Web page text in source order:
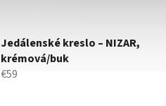
Jedálenské kreslo – NIZAR,
krémová/buk
€59